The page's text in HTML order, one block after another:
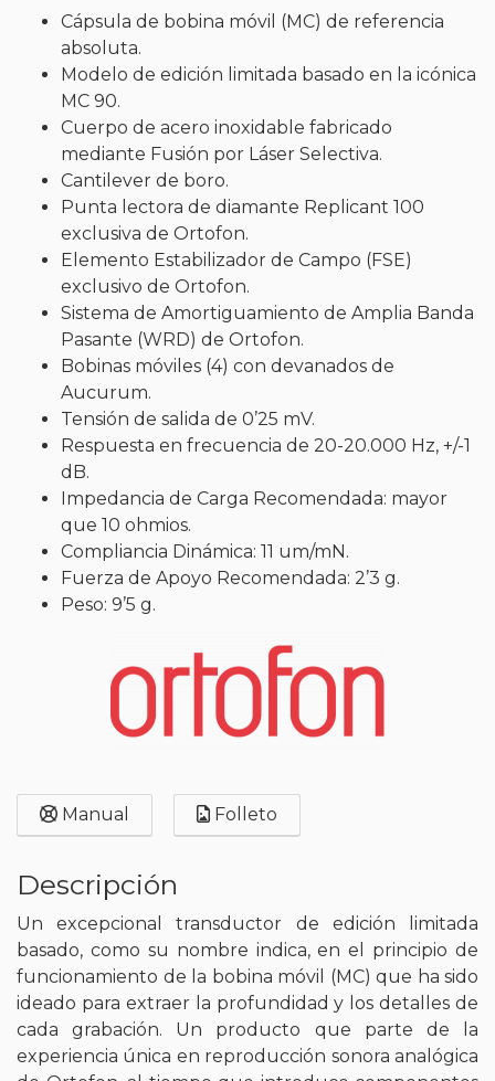
Cápsula de bobina móvil (MC) de referencia
absoluta.
Modelo de edición limitada basado en la icónica
MC 90.
Cuerpo de acero inoxidable fabricado
mediante Fusión por Láser Selectiva.
Cantilever de boro.
Punta lectora de diamante Replicant 100
exclusiva de Ortofon.
Elemento Estabilizador de Campo (FSE)
exclusivo de Ortofon.
Sistema de Amortiguamiento de Amplia Banda
Pasante (WRD) de Ortofon.
Bobinas móviles (4) con devanados de
Aucurum.
Tensión de salida de 0’25 mV.
Respuesta en frecuencia de 20-20.000 Hz, +/-1
dB.
Impedancia de Carga Recomendada: mayor
que 10 ohmios.
Compliancia Dinámica: 11 um/mN.
Fuerza de Apoyo Recomendada: 2’3 g.
Peso: 9’5 g.
Manual Folleto
Descripción
Un excepcional transductor de edición limitada
basado, como su nombre indica, en el principio de
funcionamiento de la bobina móvil (MC) que ha sido
ideado para extraer la profundidad y los detalles de
cada grabación. Un producto que parte de la
experiencia única en reproducción sonora analógica